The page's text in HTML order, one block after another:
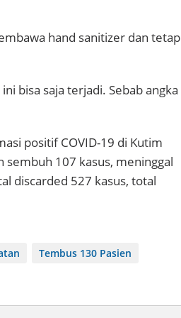
hand sanitizer dan tetap
bisa saja terjadi. Sebab angka
positif COVID-19 di Kutim
sembuh 107 kasus, meninggal
discarded 527 kasus, total
Tembus 130 Pasien